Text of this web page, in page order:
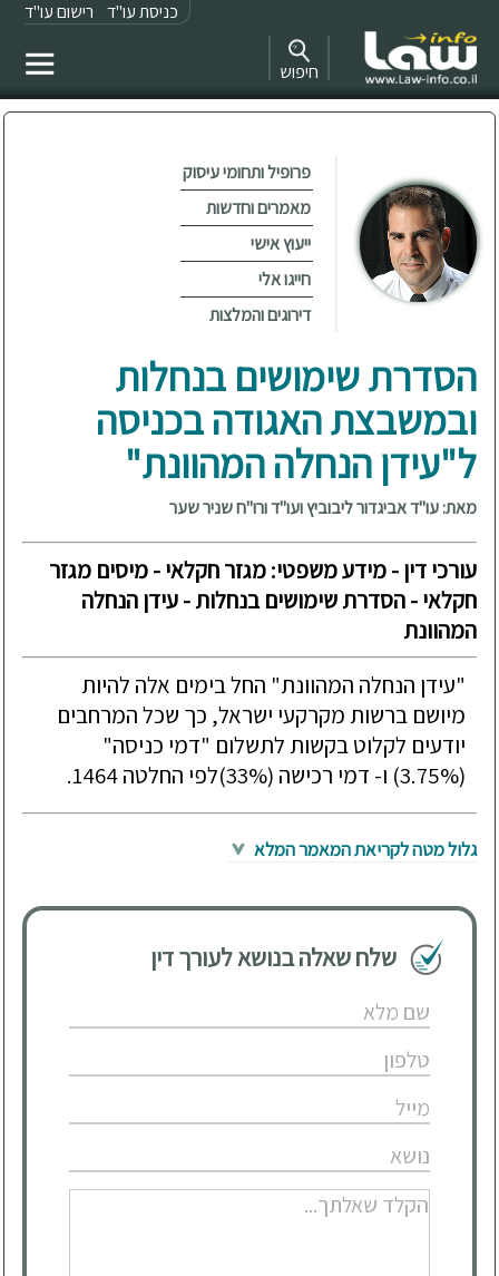
כניסת עו"ד רישום עו"ד
חיפוש
פרופיל ותחומי עיסוק
מאמרים וחדשות
ייעוץ אישי
חייגו אלי
דירוגים והמלצות
הסדרת שימושים בנחלות
ובמשבצת האגודה בכניסה
ל"עידן הנחלה המהוונת"
מאת: עו"ד אביגדור ליבוביץ ועו"ד ורו"ח שניר שער
עורכי דין - מידע משפטי: מגזר חקלאי - מיסים מגזר
חקלאי - הסדרת שימושים בנחלות - עידן הנחלה
המהוונת
"עידן הנחלה המהוונת" החל בימים אלה להיות
מיושם ברשות מקרקעי ישראל, כך שכל המרחבים
יודעים לקלוט בקשות לתשלום "דמי כניסה"
(3.75%) ו- דמי רכישה (33%)לפי החלטה 1464.
גלול מטה לקריאת המאמר המלא
שלח שאלה בנושא לעורך דין